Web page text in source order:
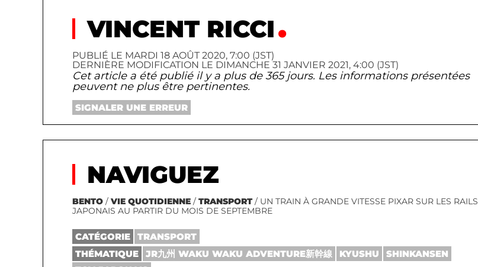
VINCENT RICCI
PUBLIÉ LE MARDI 18 AOÛT 2020, 7:00 (JST)
DERNIÈRE MODIFICATION LE DIMANCHE 31 JANVIER 2021, 4:00 (JST)
Cet article a été publié il y a plus de 365 jours. Les informations présentées
peuvent ne plus être pertinentes.
SIGNALER UNE ERREUR
NAVIGUEZ
BENTO/ VIE QUOTIDIENNE/ TRANSPORT/ UN TRAIN À GRANDE VITESSE PIXAR SUR LES RAILS
JAPONAIS AU PARTIR DU MOIS DE SEPTEMBRE
CATÉGORIE
TRANSPORT
THÉMATIQUE
JR九州 WAKU WAKU ADVENTURE新幹線 KYUSHU
SHINKANSEN